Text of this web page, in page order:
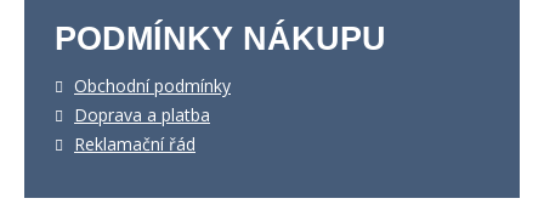
PODMÍNKY NÁKUPU
Obchodní podmínky
Doprava a platba
Reklamační řád